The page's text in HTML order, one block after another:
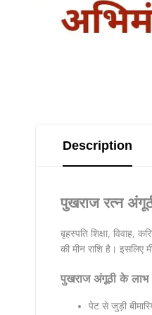
Description
पुखराज रत्‍न
बृहस्‍पति शिक्षा, विवाह,
की मीन राशि है।
पुखराज अंगूठी के
पेट से जुड़ी